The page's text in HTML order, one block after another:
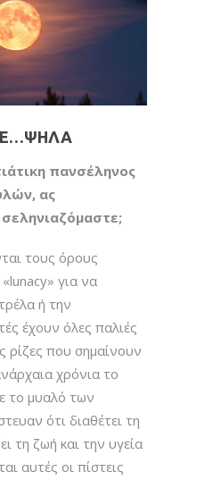
πανσέληνος
ας
τους όρους
για να
ή την
έχουν όλες παλιές
ρίζες που σημαίνουν
χρόνια το
το μυαλό των
ότι διαθέτει τη
τη ζωή και την υγεία
αυτές οι πίστεις